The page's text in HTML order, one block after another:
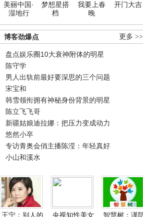
美丽中国·
湿地行
梦想星搭
档
我要上春
晚
开门大吉
更多 >>
博客劲爆点
盘点娱乐圈10大衰神附体的明星
陈守学
男人出轨前最好要深思的三个问题
宋宝和
韩雪领衔拥有神秘身份背景的明星
陈立飞飞哥
新疆姑娘迪拉娜：把压力变成动力
悠然小卒
专访青奥会俏主播陈滢：年轻真好
小山和溪水
王宁：别人的
央视知性美女
智慧树：谨